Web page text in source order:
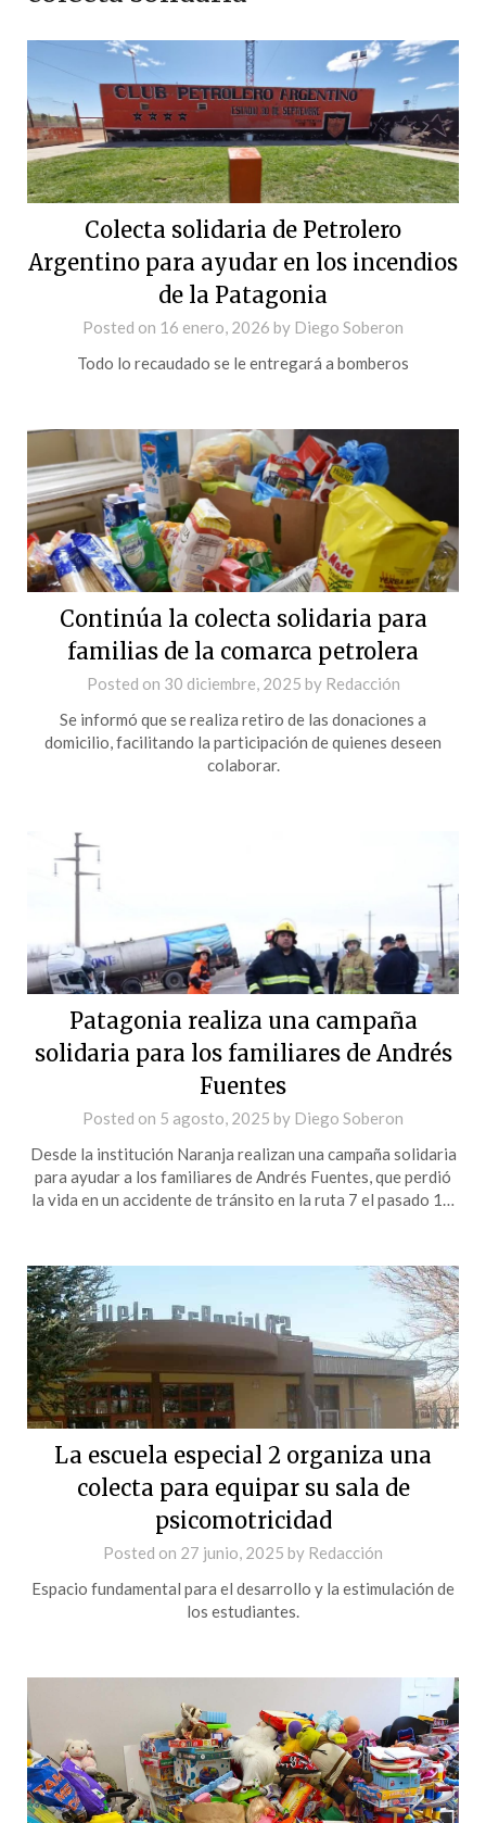
Colecta solidaria de Petrolero
Argentino para ayudar en los incendios
de la Patagonia
Posted on 16 enero, 2026 by Diego Soberon
Todo lo recaudado se le entregará a bomberos
Continúa la colecta solidaria para
familias de la comarca petrolera
Posted on 30 diciembre, 2025 by Redacción
Se informó que se realiza retiro de las donaciones a
domicilio, facilitando la participación de quienes deseen
colaborar.
Patagonia realiza una campaña
solidaria para los familiares de Andrés
Fuentes
Posted on 5 agosto, 2025 by Diego Soberon
Desde la institución Naranja realizan una campaña solidaria
para ayudar a los familiares de Andrés Fuentes, que perdió
la vida en un accidente de tránsito en la ruta 7 el pasado 1…
La escuela especial 2 organiza una
colecta para equipar su sala de
psicomotricidad
Posted on 27 junio, 2025 by Redacción
Espacio fundamental para el desarrollo y la estimulación de
los estudiantes.